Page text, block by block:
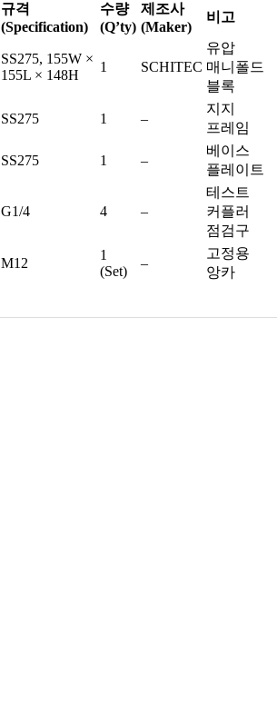
규격
(Specification)
수량
(Q’ty)
제조사
(Maker)
비고
SS275, 155W ×
155L × 148H
1 SCHITEC
유압
매니폴드
블록
SS275 1 –
지지
프레임
SS275 1 –
베이스
플레이트
G1/4 4 –
테스트
커플러
점검구
M12
1
(Set)
–
고정용
앙카